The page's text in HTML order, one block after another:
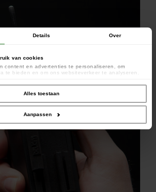
Details Over
van cookies
content en advertenties te personaliseren, om
te bieden en om ons websiteverkeer te analyseren.
analyse. Deze partners kunnen deze gegevens
die u aan ze heeft verstrekt of die ze hebben
gebruik van hun services.
Alles toestaan
Aanpassen